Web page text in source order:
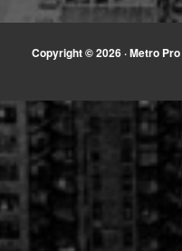
Copyright © 2026 ·Metro Pro